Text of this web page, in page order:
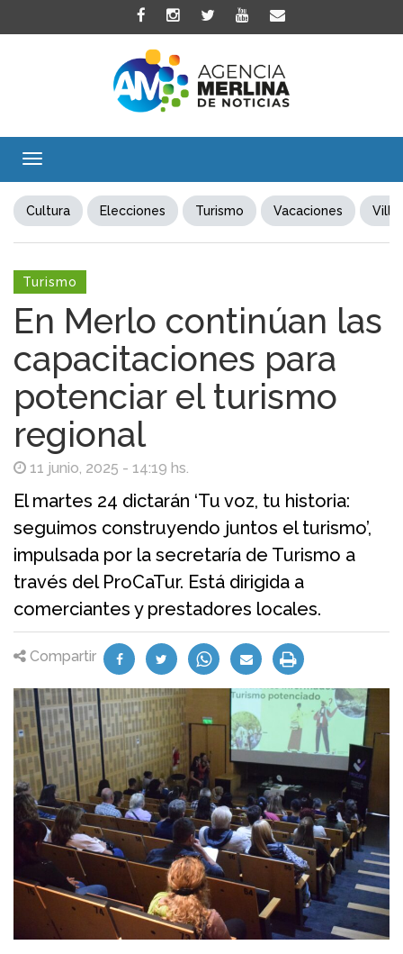
Toggle
Cultura Elecciones Turismo Vacaciones Villa
Turismo
En Merlo continúan las
capacitaciones para
potenciar el turismo
regional
11 junio, 2025 - 14:19 hs.
El martes 24 dictarán ‘Tu voz, tu historia:
seguimos construyendo juntos el turismo’,
impulsada por la secretaría de Turismo a
través del ProCaTur. Está dirigida a
comerciantes y prestadores locales.
Compartir